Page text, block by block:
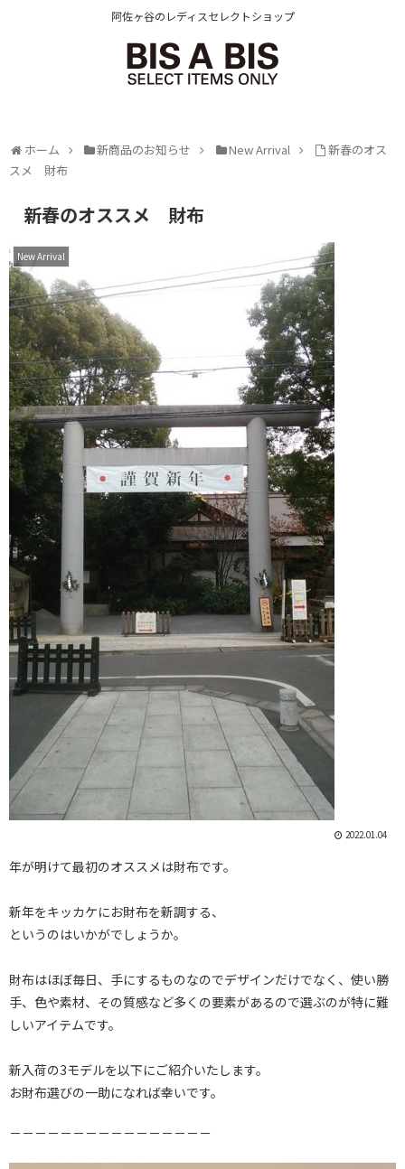
阿佐ヶ谷のレディスセレクトショップ
ホーム 新商品のお知らせ New Arrival
新春のオス
スメ 財布
新春のオススメ 財布
New Arrival
2022.01.04
年が明けて最初のオススメは財布です。
新年をキッカケにお財布を新調する、
というのはいかがでしょうか。
財布はほぼ毎日、手にするものなのでデザインだけでなく、使い勝
手、色や素材、その質感など多くの要素があるので選ぶのが特に難
しいアイテムです。
新入荷の3モデルを以下にご紹介いたします。
お財布選びの一助になれば幸いです。
－－－－－－－－－－－－－－－－